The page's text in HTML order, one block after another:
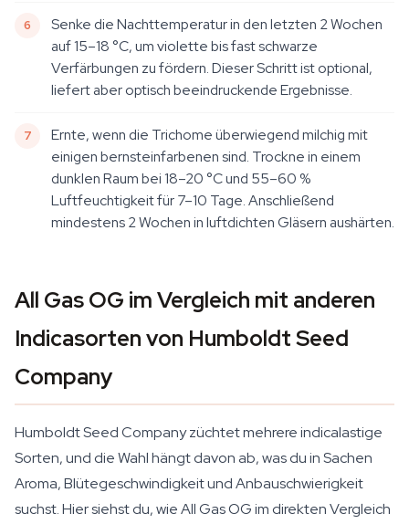
Senke die Nachttemperatur in den letzten 2 Wochen
auf 15–18 °C, um violette bis fast schwarze
Verfärbungen zu fördern. Dieser Schritt ist optional,
liefert aber optisch beeindruckende Ergebnisse.
Ernte, wenn die Trichome überwiegend milchig mit
einigen bernsteinfarbenen sind. Trockne in einem
dunklen Raum bei 18–20 °C und 55–60 %
Luftfeuchtigkeit für 7–10 Tage. Anschließend
mindestens 2 Wochen in luftdichten Gläsern aushärten.
All Gas OG im Vergleich mit anderen
Indicasorten von Humboldt Seed
Company
Humboldt Seed Company züchtet mehrere indicalastige
Sorten, und die Wahl hängt davon ab, was du in Sachen
Aroma, Blütegeschwindigkeit und Anbauschwierigkeit
suchst. Hier siehst du, wie All Gas OG im direkten Vergleich